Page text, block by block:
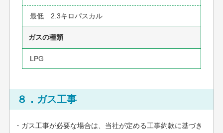
最低 2.3キロパスカル
ガスの種類
LPG
８．ガス工事
・ガス工事が必要な場合は、当社が定める工事約款に基づき